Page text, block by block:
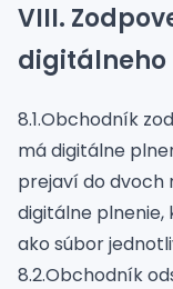
VIII.
digitálneho
8.1.Obchodník
má digitálne
prejaví do dvoch
digitálne plnenie,
ako súbor
8.2.Obchodník